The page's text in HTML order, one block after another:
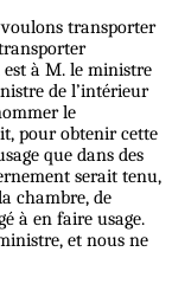
transporter
à M. le ministre
de l’intérieur
le
pour obtenir cette
que dans des
serait tenu,
chambre, de
à en faire usage.
et nous ne